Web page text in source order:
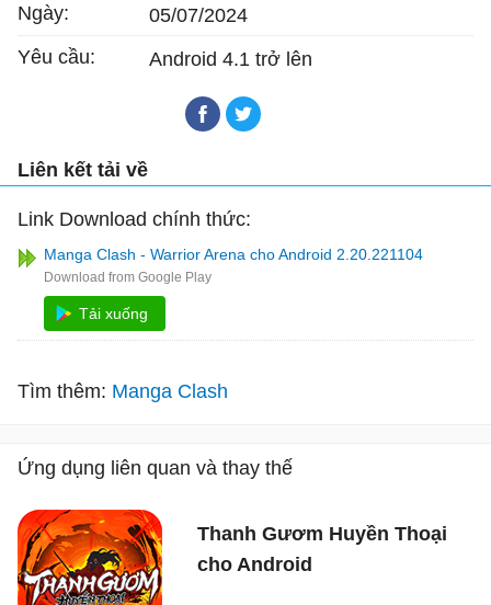
Ngày:
05/07/2024
Yêu cầu:
Android 4.1 trở lên
Liên kết tải về
Link Download chính thức:
Manga Clash - Warrior Arena cho Android 2.20.221104
Tải xuống
Tìm thêm: Manga Clash
Ứng dụng liên quan và thay thế
Thanh Gươm Huyền Thoại
cho Android